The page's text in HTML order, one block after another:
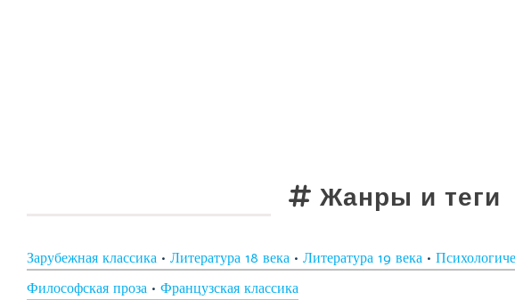
Жанры и теги
Зарубежная классика •Литература 18 века •Литература 19 века •
Философская проза •Французская классика